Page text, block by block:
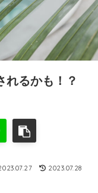
れるかも！？
2023.07.28